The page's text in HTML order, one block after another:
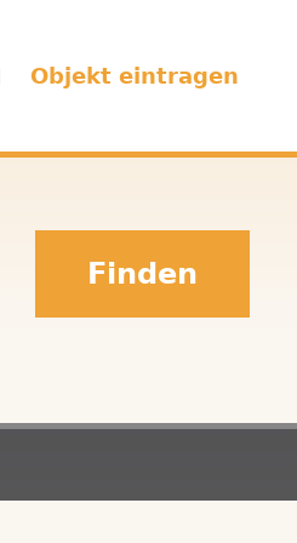
Objekt eintragen
Finden